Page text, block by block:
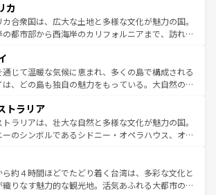
覧を参照してほしい。
がそのまま残る町や、スイスならではのユニークな
もあり、アルプス観光だけでなく町歩きも満喫する
できる。国民の所得が高いため物価も高いが、旅行
通費無料で観光を楽しむこともできる。 なお、新
イス情報はコンテンツ一覧 を参照してほしい。
カ
カ合衆国は、広大な土地と多様な文化が魅力の国。
の都市部から西海岸のカリフォルニアまで、訪れる
な巨大都市は、観光、ショッピング、エンターテイ
トが詰まった刺激的なスポットだ。一方、アメリカ
は大自然が広がり、グランドキャニオンやイエロー
ーオーリンズでは、音楽と美食が融合した独特の
魅力。旅行者はアメリカの各地域で異なる魅力を楽
がら、その多様性と豊かな歴史を感じることができ
贅沢な旅のスタイルだ。 なお、新着のアメリカ
コンテンツ一覧を参照してほしい。
通じて温暖な気候に恵まれ、多くの島で構成される
は、どの島も独自の魅力をもっている。大自然の神
見逃せない。また、定番の観光地といえばオアフ
、静かな自然を求めるならマウイ島やカウアイ島が
め。エメラルドグリーンに輝く海をはじめ、豊かな
もてなしの心で訪れる人々を迎えてくれるハワイの
おいしいローカルフードやハワイアンミュージッ
統的なフラダンスなど、すべてがハワイの魅力を彩
トラリア
トラリアは、壮大な自然と多様な文化が魅力の国。
ーのシンボルであるシドニー・オペラハウス、オー
ーフや大陸中央部にそびえるウルル（エアーズロッ
タスマニアの美しい原生林やケアンズの熱帯雨林な
どころがたくさん。また、カフェやワイン、オージ
ら約４時間ほどでたどり着く台湾は、多彩な文化と
織りなす魅力的な観光地。活気あふれる大都市の台